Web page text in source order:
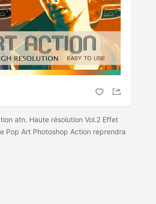
atn. Haute résolution Vol.2 Effet
Pop Art Photoshop Action reprendra